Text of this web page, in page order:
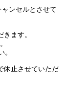
ンセルとさせて
ます。
休止させていただ